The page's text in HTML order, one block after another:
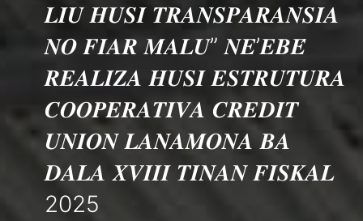
𝑳𝑰𝑼 𝑯𝑼𝑺𝑰 𝑻𝑹𝑨𝑵𝑺𝑷𝑨𝑹𝑨𝑵𝑺𝑰𝑨
𝑵𝑶 𝑭𝑰𝑨𝑹 𝑴𝑨𝑳𝑼” 𝑵𝑬’𝑬𝑩𝑬́
𝑹𝑬𝑨𝑳𝑰𝒁𝑨 𝑯𝑼𝑺𝑰 𝑬𝑺𝑻𝑹𝑼𝑻𝑼𝑹𝑨
𝑪𝑶𝑶𝑷𝑬𝑹𝑨𝑻𝑰𝑽𝑨 𝑪𝑹𝑬𝑫𝑰𝑻
𝑼𝑵𝑰𝑶𝑵 𝑳𝑨𝑵𝑨𝑴𝑶𝑵𝑨 𝑩𝑨
𝑫𝑨𝑳𝑨 𝑿𝑽𝑰𝑰𝑰 𝑻𝑰𝑵𝑨𝑵 𝑭𝑰𝑺𝑲𝑨𝑳
2025